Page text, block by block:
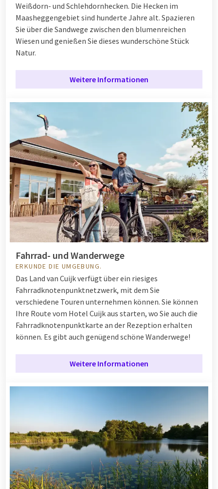
Weißdorn- und Schlehdornhecken. Die Hecken im
Maasheggengebiet sind hunderte Jahre alt. Spazieren
Sie über die Sandwege zwischen den blumenreichen
Wiesen und genießen Sie dieses wunderschöne Stück
Natur.
Weitere Informationen
Fahrrad- und Wanderwege
ERKUNDE DIE UMGEBUNG.
Das Land van Cuijk verfügt über ein riesiges
Fahrradknotenpunktnetzwerk, mit dem Sie
verschiedene Touren unternehmen können. Sie können
Ihre Route vom Hotel Cuijk aus starten, wo Sie auch die
Fahrradknotenpunktkarte an der Rezeption erhalten
können. Es gibt auch genügend schöne Wanderwege!
Weitere Informationen